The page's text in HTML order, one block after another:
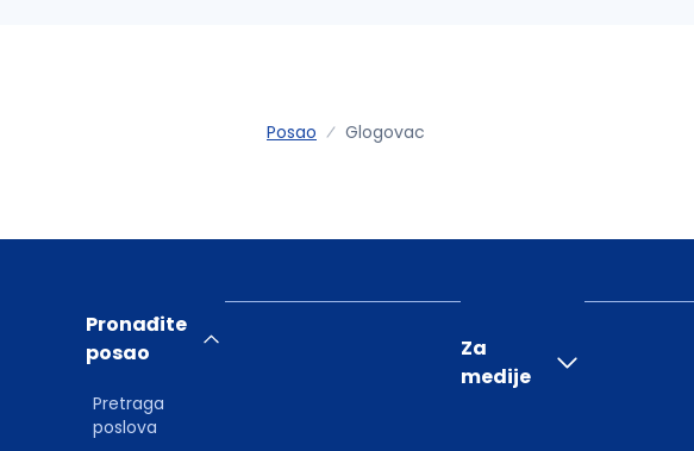
Posao Glogovac
Pronađite
posao
Pretraga
poslova
Za
medije